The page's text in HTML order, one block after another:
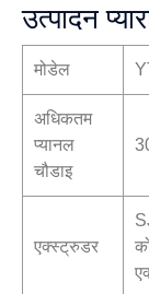
उत्पादन
मोडेल
अधिकतम
प्यानल
चौडाइ
एक्स्ट्रुडर